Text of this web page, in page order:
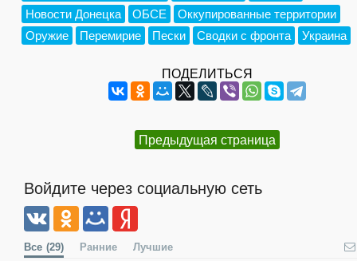
Новости Донецка
ОБСЕ
Оккупированные территории
Оружие
Перемирие Пески Сводки с фронта Украина
ПОДЕЛИТЬСЯ
Предыдущая страница
Войдите через социальную сеть
Все (29) Ранние Лучшие